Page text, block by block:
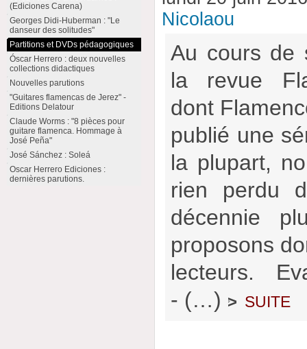
Nicolaou
Au cours de
la revue
dont
publié une
la plupart,
rien perdu
décennie
proposons
lecteurs.
- (…) > suite
(Ediciones Carena)
Georges Didi-Huberman : "Le
danseur des solitudes"
Partitions et DVDs pédagogiques
Óscar Herrero : deux nouvelles
collections didactiques
Nouvelles parutions
"Guitares flamencas de Jerez" -
Editions Delatour
Claude Worms : "8 pièces pour
guitare flamenca. Hommage à
José Peña"
José Sánchez : Soleá
Oscar Herrero Ediciones :
dernières parutions.